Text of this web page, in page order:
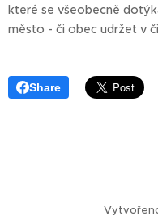
které se všeobecně
město - či obec udržet v
Share